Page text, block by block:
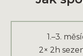
1.–3.
2× 2h